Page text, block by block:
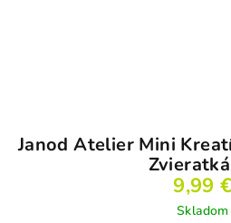
Janod Atelier Mini
9,99 €
Skladom